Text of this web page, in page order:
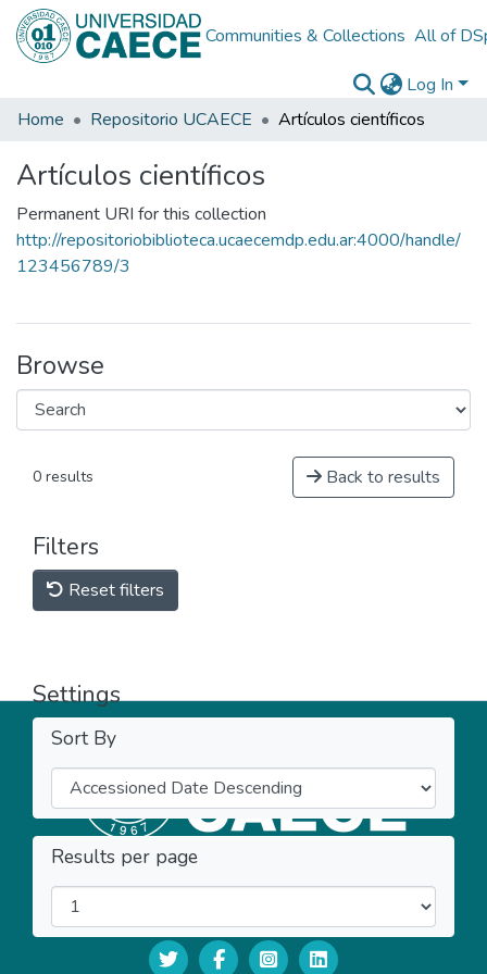
Communities & Collections All of
Log In
Home
Repositorio UCAECE Artículos científicos
Artículos científicos
Permanent URI for this collection
http://repositoriobiblioteca.ucaecemdp.edu.ar:4000/handle/
123456789/3
Browse
0 results Back to results
Filters
Reset filters
Settings
Sort By
Results per page